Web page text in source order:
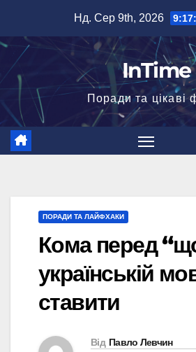
вмісту
Нд. Сер 9th, 2026
InTime
Поради та цікаві
ПОРАДИ ТА ЛАЙФХАКИ
Кома перед
українській
ставити
Від Павло Левчин